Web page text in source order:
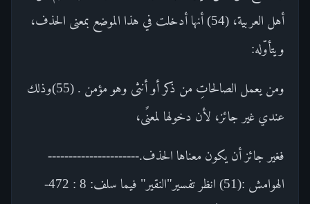
أهل العربية، (54) أنها أدخلت في هذا الموضع بمعنى الحذف،
ويتأوّله:
ومن يعمل الصالحاتِ من ذكر أو أنثى وهو مؤمن . (55)وذلك
عندي غير جائز، لأن دخولها لمعنًى،
فغير جائز أن يكون معناها الحذف.----------------------
الهوامش :(51) انظر تفسير"النقير" فيما سلف: 8 : 472-